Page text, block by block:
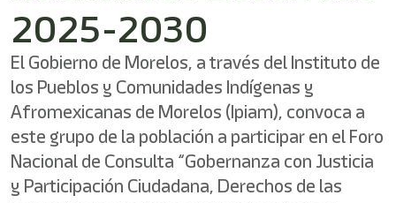
2025-2030
El Gobierno de Morelos, a través del Instituto de
los Pueblos y Comunidades Indígenas y
Afromexicanas de Morelos (Ipiam), convoca a
este grupo de la población a participar en el Foro
Nacional de Consulta “Gobernanza con Justicia
y Participación Ciudadana, Derechos de las